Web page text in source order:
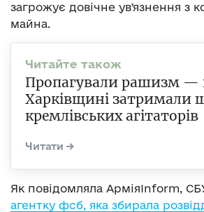
загрожує довічне увʼязнення з
майна.
Пропагували рашизм —
Харківщині затримали
кремлівських агітаторів
Як повідомляла АрміяInform,
агентку фсб, яка збирала